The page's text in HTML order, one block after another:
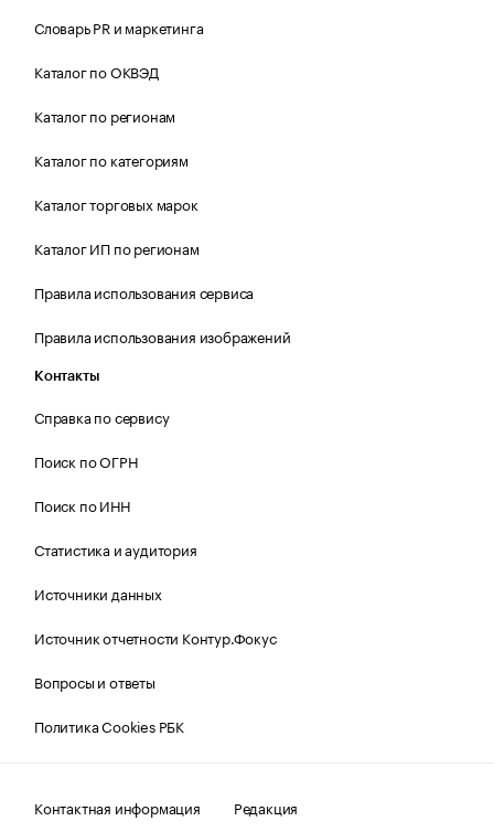
Словарь PR и маркетинга
Каталог по ОКВЭД
Каталог по регионам
Каталог по категориям
Каталог торговых марок
Каталог ИП по регионам
Правила использования сервиса
Правила использования изображений
Контакты
Справка по сервису
Поиск по ОГРН
Поиск по ИНН
Статистика и аудитория
Источники данных
Источник отчетности Контур.Фокус
Вопросы и ответы
Политика Cookies РБК
Контактная информация Редакция